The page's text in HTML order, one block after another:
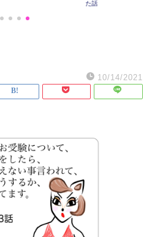
た話
10/14/2021